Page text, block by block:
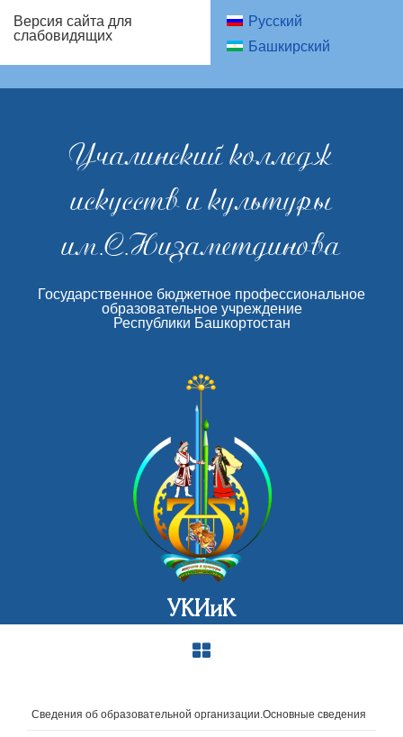
Версия сайта для
слабовидящих
Русский
Башкирский
Учалинский колледж
искусств и культуры
им.С.Низаметдинова
Государственное бюджетное профессиональное
образовательное учреждение
Республики Башкортостан
УКИиК
Сведения об образовательной организации.Основные сведения